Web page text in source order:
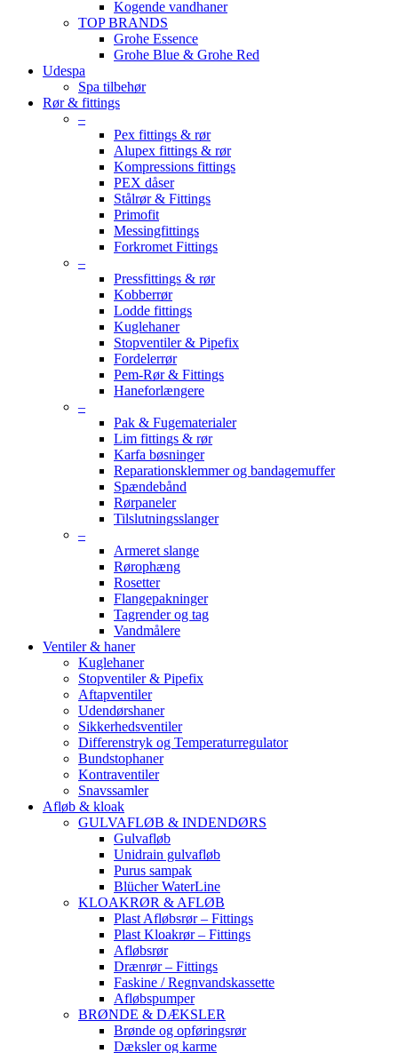
Kogende vandhaner
TOP BRANDS
Grohe Essence
Grohe Blue & Grohe Red
Udespa
Spa tilbehør
Rør & fittings
–
Pex fittings & rør
Alupex fittings & rør
Kompressions fittings
PEX dåser
Stålrør & Fittings
Primofit
Messingfittings
Forkromet Fittings
–
Pressfittings & rør
Kobberrør
Lodde fittings
Kuglehaner
Stopventiler & Pipefix
Fordelerrør
Pem-Rør & Fittings
Haneforlængere
–
Pak & Fugematerialer
Lim fittings & rør
Karfa bøsninger
Reparationsklemmer og bandagemuffer
Spændebånd
Rørpaneler
Tilslutningsslanger
–
Armeret slange
Rørophæng
Rosetter
Flangepakninger
Tagrender og tag
Vandmålere
Ventiler & haner
Kuglehaner
Stopventiler & Pipefix
Aftapventiler
Udendørshaner
Sikkerhedsventiler
Differenstryk og Temperaturregulator
Bundstophaner
Kontraventiler
Snavssamler
Afløb & kloak
GULVAFLØB & INDENDØRS
Gulvafløb
Unidrain gulvafløb
Purus sampak
Blücher WaterLine
KLOAKRØR & AFLØB
Plast Afløbsrør – Fittings
Plast Kloakrør – Fittings
Afløbsrør
Drænrør – Fittings
Faskine / Regnvandskassette
Afløbspumper
BRØNDE & DÆKSLER
Brønde og opføringsrør
Dæksler og karme